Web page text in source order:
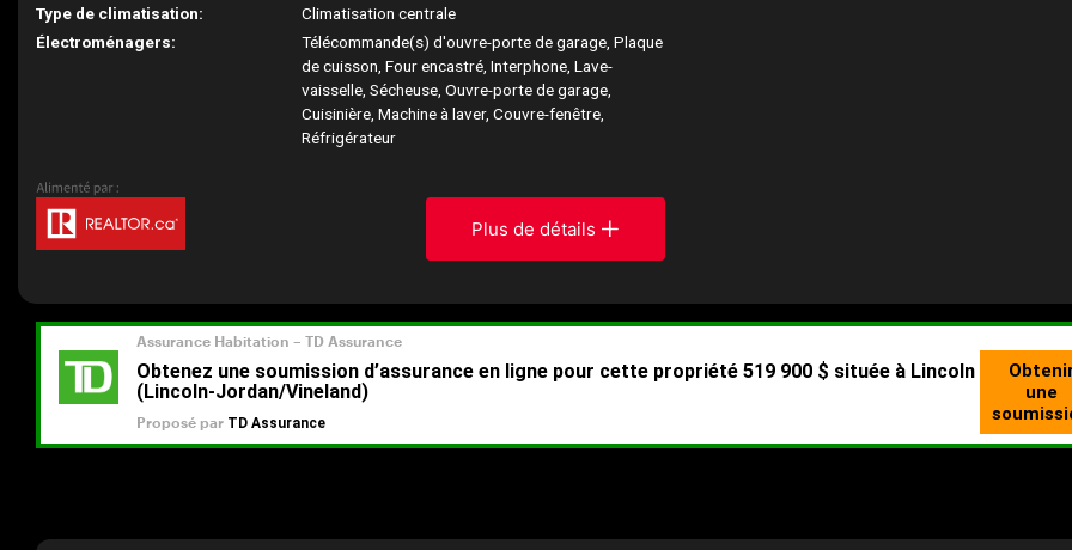
Type de climatisation:
Climatisation centrale
Électroménagers:
Télécommande(s) d'ouvre-porte de garage, Plaque
de cuisson, Four encastré, Interphone, Lave-
vaisselle, Sécheuse, Ouvre-porte de garage,
Cuisinière, Machine à laver, Couvre-fenêtre,
Réfrigérateur
Plus de détails